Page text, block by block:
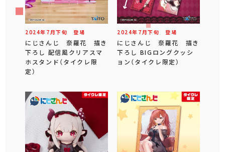
2024年 7 月下旬 登場
にじさんじ 奈羅花 描き
下ろし 配信風クリアスマ
ホスタンド（タイクレ限
定）
2024年 7 月下旬 登場
にじさんじ 奈羅花 描き
下ろし BIGロングクッシ
ョン（タイクレ限定）